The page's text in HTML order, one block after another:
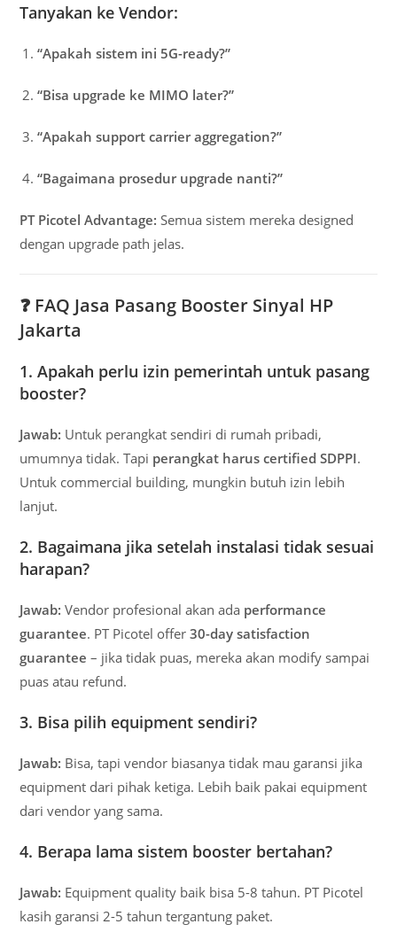
Tanyakan ke Vendor:
“Apakah sistem ini 5G-ready?”
“Bisa upgrade ke MIMO later?”
“Apakah support carrier aggregation?”
“Bagaimana prosedur upgrade nanti?”
PT Picotel Advantage: Semua sistem mereka designed
dengan upgrade path jelas.
❓ FAQ Jasa Pasang Booster Sinyal HP
Jakarta
1. Apakah perlu izin pemerintah untuk pasang
booster?
Jawab: Untuk perangkat sendiri di rumah pribadi,
umumnya tidak. Tapi perangkat harus certified SDPPI.
Untuk commercial building, mungkin butuh izin lebih
lanjut.
2. Bagaimana jika setelah instalasi tidak sesuai
harapan?
Jawab: Vendor profesional akan ada performance
guarantee. PT Picotel offer30-day satisfaction
guarantee – jika tidak puas, mereka akan modify sampai
puas atau refund.
3. Bisa pilih equipment sendiri?
Jawab: Bisa, tapi vendor biasanya tidak mau garansi jika
equipment dari pihak ketiga. Lebih baik pakai equipment
dari vendor yang sama.
4. Berapa lama sistem booster bertahan?
Jawab: Equipment quality baik bisa 5-8 tahun. PT Picotel
kasih garansi 2-5 tahun tergantung paket.